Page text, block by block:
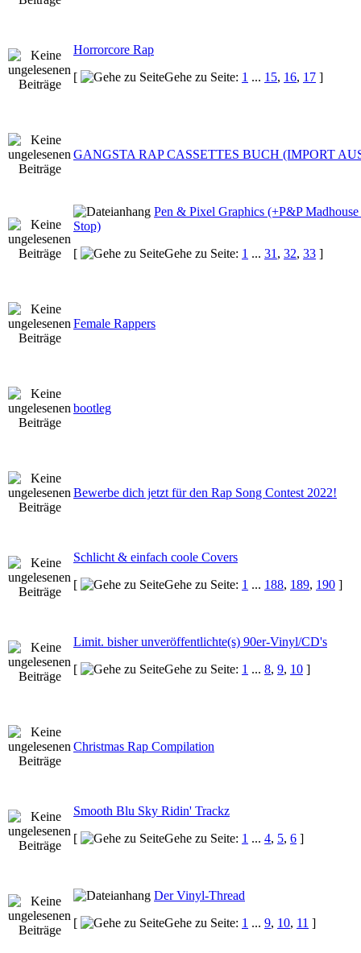
Horrorcore Rap
[
Gehe zu Seite: 1 ... 15, 16, 17 ]
GANGSTA RAP CASSETTES BUCH (IMPORT
Pen & Pixel Graphics (+P&P
Stop)
[
Gehe zu Seite: 1 ... 31 , 32, 33 ]
Female Rappers
bootleg
Bewerbe dich jetzt für den Rap Song Contest 2022!
Schlicht & einfach coole Covers
[
Gehe zu Seite: 1 ... 188, 189, 190 ]
Limit. bisher unveröffentlichte(s) 90er-Vinyl/CD's
[
Gehe zu Seite: 1 ... 8, 9, 10 ]
Christmas Rap Compilation
Smooth Blu Sky Ridin' Trackz
[
Gehe zu Seite: 1 ... 4, 5, 6 ]
Der Vinyl-Thread
[
Gehe zu Seite: 1 ... 9, 10, 11 ]